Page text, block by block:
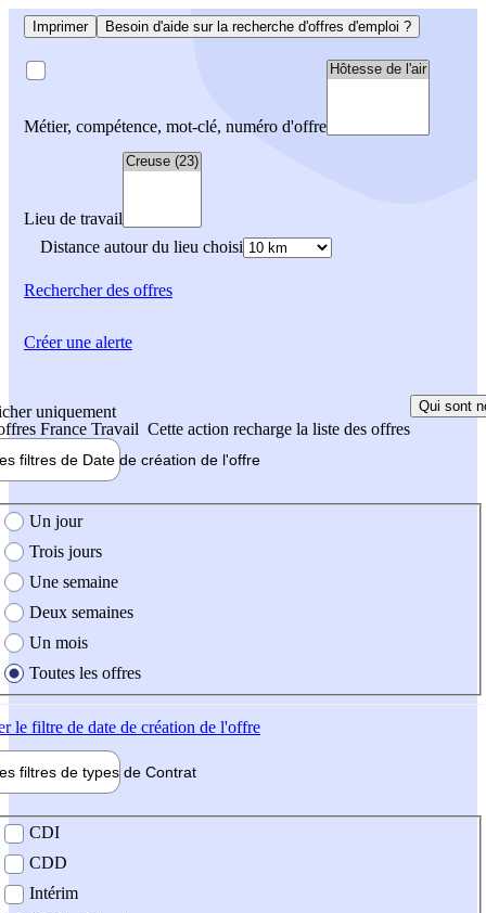
Imprimer Besoin d'aide sur la recherche d'offres d'emploi ?
Métier, compétence, mot-clé, numéro d'offre
Lieu de travail
Distance autour du lieu choisi
Rechercherdes offres
uniquement
France Travail Cette action recharge la liste des offres
Qui sont
filtres de Date de création de l'offre
création de l'offre
Un jour
Trois jours
Une semaine
Deux semaines
Un mois
Toutes les offres
le filtre de date de création de l'offre
filtres de types de Contrat
contrat
CDI
CDD
Intérim
Créer une alerte